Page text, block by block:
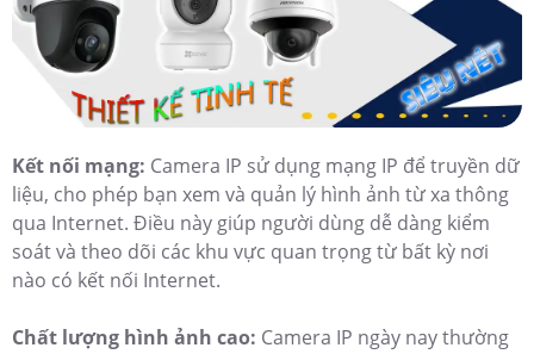
Kết nối mạng: Camera IP sử dụng mạng IP để truyền dữ
liệu, cho phép bạn xem và quản lý hình ảnh từ xa thông
qua Internet. Điều này giúp người dùng dễ dàng kiểm
soát và theo dõi các khu vực quan trọng từ bất kỳ nơi
nào có kết nối Internet.
Chất lượng hình ảnh cao: Camera IP ngày nay thường